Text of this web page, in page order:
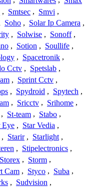
, Smtsec , Smvi ,
Soho , Solar Ip Camera ,
, Solwise , Sonoff ,
, Sotion , Soullife ,
, Spacetronik ,
Cctv , Spetslab ,
, Sprint Cctv ,
, Spydroid , Spytech ,
, Sricctv , Srihome ,
, St-team , Stabo ,
Eye , Star Vedia ,
, Starir , Starlight ,
, Stipelectronics ,
Storex , Storm ,
Cam , Styco , Suba ,
, Sudvision ,